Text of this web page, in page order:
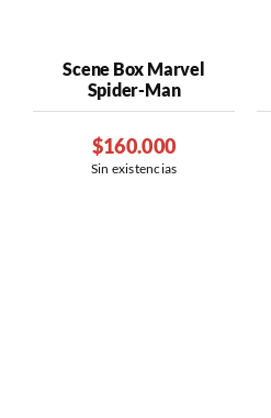
Scene Box Marvel
Spider-Man
$160.000
Sin existencias